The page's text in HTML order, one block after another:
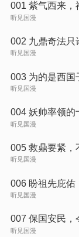
001 紫气西来，
听见国漫
002 九鼎奇法只
听见国漫
003 为的是西国
听见国漫
004 妖帅率领的
听见国漫
005 救鼎要紧，
听见国漫
006 盼祖先庇佑
听见国漫
007 保国安民，
听见国漫